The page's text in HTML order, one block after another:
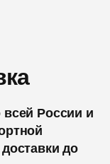
России и
до